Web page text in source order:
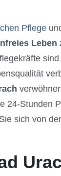
Pflege
Leben
24-Stunden
sich von